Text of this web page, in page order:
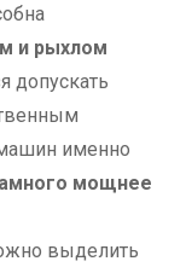
и рыхлом
допускать
именно
мощнее
выделить